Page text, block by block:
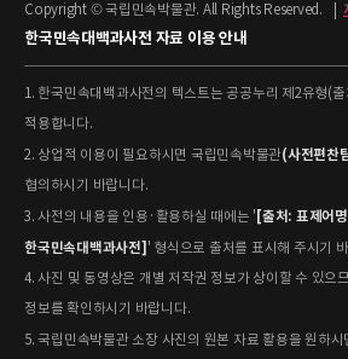
Copyright © 국립민속박물관. All Rights Reserved.
한국민속대백과사전 자료 이용 안내
1. 한국민속대백과사전의 텍스트는 공공누리 제2유형(
적용합니다.
2. 상업적 이용이 필요하시면 국립민속박물관(사전편찬
협의하시기 바랍니다.
3. 사전의 내용을 인용·활용하실 때에는 ' [출처: 표제어
한국민속대백과사전] ' 형식으로 출처를 표시해 주시기
4. 사진 및 동영상은 개별 저작권 정보가 상이할 수 있으
정보를 확인하시기 바랍니다.
5. 국립민속박물관 소장 사진의 원본 자료 활용을 원하시